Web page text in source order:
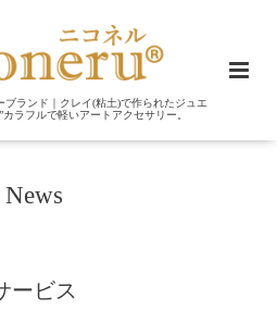
ブランド｜クレイ(粘土)で作られたジュエ
ラフルで軽いアートアクセサリー。
News
ービス